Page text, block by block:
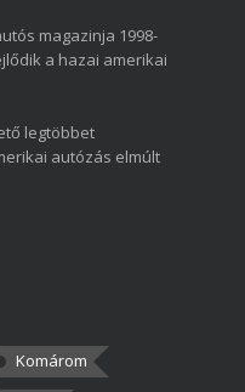
magazinja 1998-
a hazai amerikai
legtöbbet
autózás elmúlt
Komárom